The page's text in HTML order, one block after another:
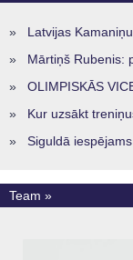
» Latvijas Kamaniņu sporta
» Mārtiņš Rubenis:
» OLIMPISKĀS
» Kur uzsākt treniņus
» Siguldā iespējams uzsākt
Team »